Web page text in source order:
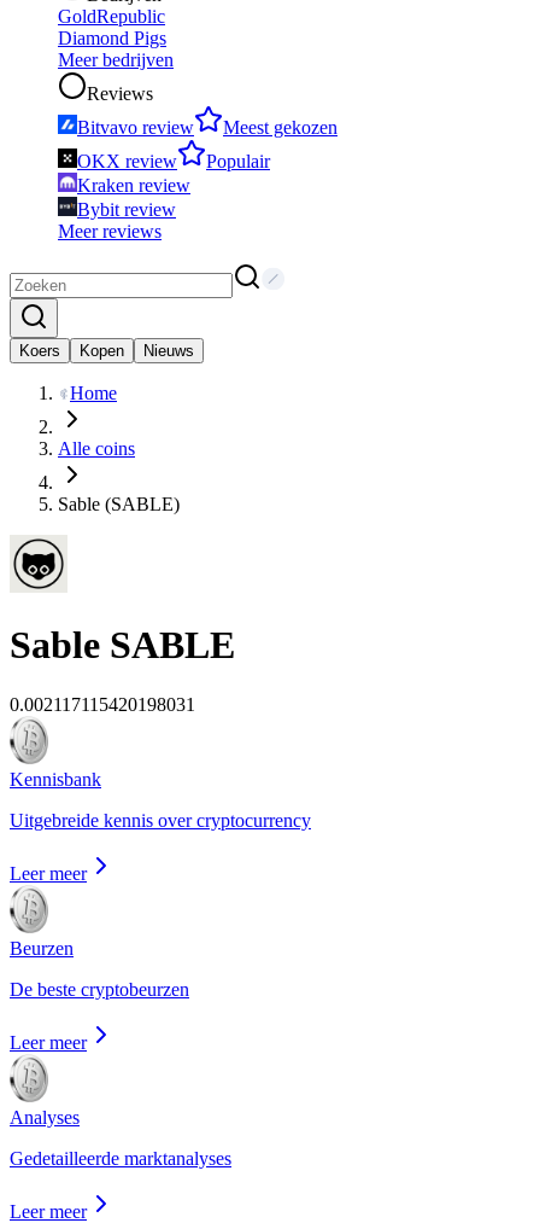
GoldRepublic
Diamond Pigs
Meer bedrijven
Reviews
Bitvavo review
Meest gekozen
OKX review
Populair
Kraken review
Bybit review
Meer reviews
Koers Kopen Nieuws
Home
Alle coins
Sable (SABLE)
Sable SABLE
0.002117115420198031
Kennisbank
Uitgebreide kennis over cryptocurrency
Leer meer
Beurzen
De beste cryptobeurzen
Leer meer
Analyses
Gedetailleerde marktanalyses
Leer meer